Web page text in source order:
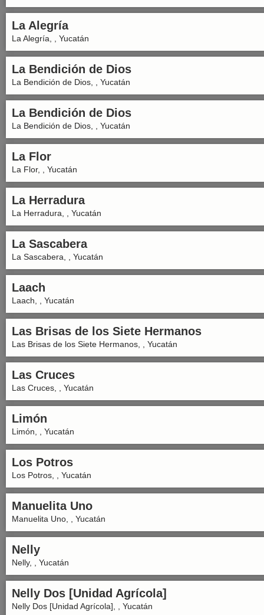
La Alegría
La Alegría, , Yucatán
La Bendición de Dios
La Bendición de Dios, , Yucatán
La Bendición de Dios
La Bendición de Dios, , Yucatán
La Flor
La Flor, , Yucatán
La Herradura
La Herradura, , Yucatán
La Sascabera
La Sascabera, , Yucatán
Laach
Laach, , Yucatán
Las Brisas de los Siete Hermanos
Las Brisas de los Siete Hermanos, , Yucatán
Las Cruces
Las Cruces, , Yucatán
Limón
Limón, , Yucatán
Los Potros
Los Potros, , Yucatán
Manuelita Uno
Manuelita Uno, , Yucatán
Nelly
Nelly, , Yucatán
Nelly Dos [Unidad Agrícola]
Nelly Dos [Unidad Agrícola], , Yucatán